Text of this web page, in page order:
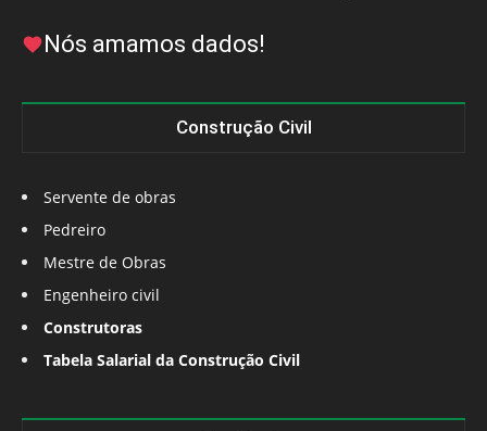
Nós amamos dados!
Construção Civil
Servente de obras
Pedreiro
Mestre de Obras
Engenheiro civil
Construtoras
Tabela Salarial da Construção Civil